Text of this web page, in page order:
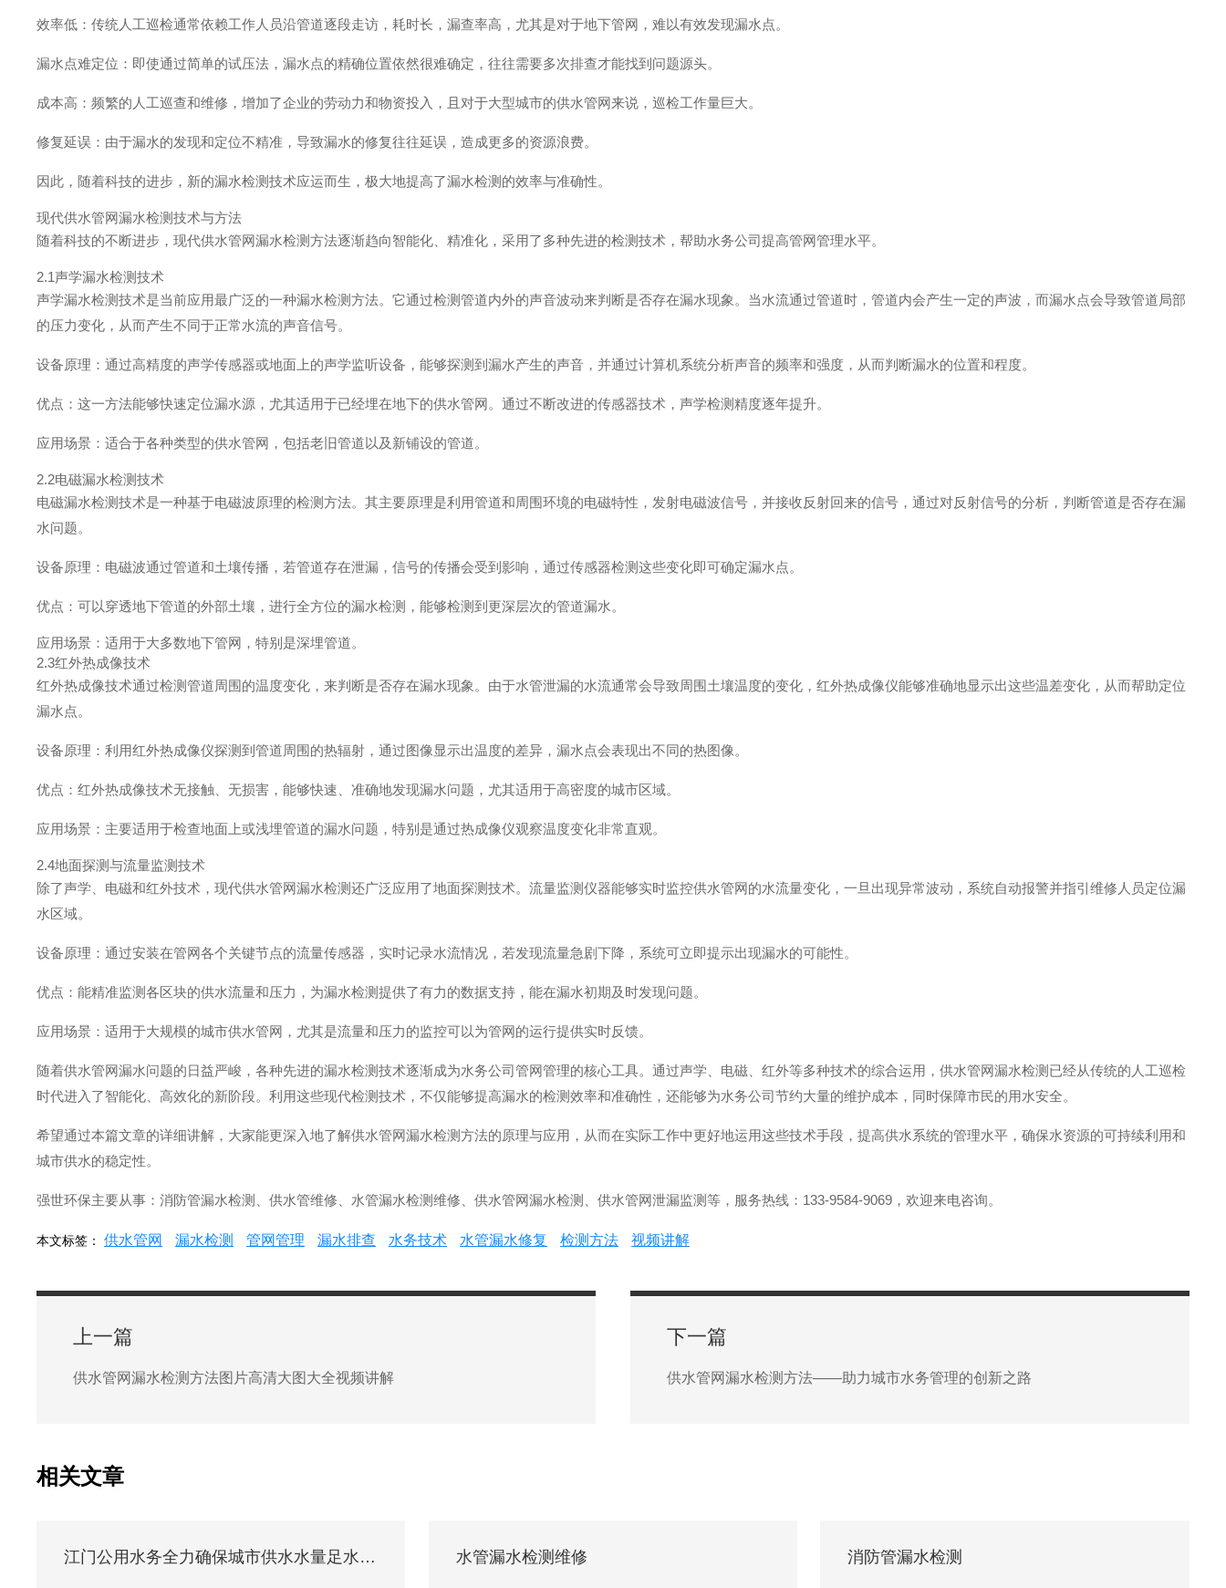
效率低：传统人工巡检通常依赖工作人员沿管道逐段走访，耗时长，漏查率高，尤其是对于地下管网，难以有效发现漏水点。
漏水点难定位：即使通过简单的试压法，漏水点的精确位置依然很难确定，往往需要多次排查才能找到问题源头。
成本高：频繁的人工巡查和维修，增加了企业的劳动力和物资投入，且对于大型城市的供水管网来说，巡检工作量巨大。
修复延误：由于漏水的发现和定位不精准，导致漏水的修复往往延误，造成更多的资源浪费。
因此，随着科技的进步，新的漏水检测技术应运而生，极大地提高了漏水检测的效率与准确性。
现代供水管网漏水检测技术与方法
随着科技的不断进步，现代供水管网漏水检测方法逐渐趋向智能化、精准化，采用了多种先进的检测技术，帮助水务公司提高管网管理水平。
2.1声学漏水检测技术
声学漏水检测技术是当前应用最广泛的一种漏水检测方法。它通过检测管道内外的声音波动来判断是否存在漏水现象。当水流通过管道时，管道内会产生一定的声波，而漏水点会导致管道局部
的压力变化，从而产生不同于正常水流的声音信号。
设备原理：通过高精度的声学传感器或地面上的声学监听设备，能够探测到漏水产生的声音，并通过计算机系统分析声音的频率和强度，从而判断漏水的位置和程度。
优点：这一方法能够快速定位漏水源，尤其适用于已经埋在地下的供水管网。通过不断改进的传感器技术，声学检测精度逐年提升。
应用场景：适合于各种类型的供水管网，包括老旧管道以及新铺设的管道。
2.2电磁漏水检测技术
电磁漏水检测技术是一种基于电磁波原理的检测方法。其主要原理是利用管道和周围环境的电磁特性，发射电磁波信号，并接收反射回来的信号，通过对反射信号的分析，判断管道是否存在漏
水问题。
设备原理：电磁波通过管道和土壤传播，若管道存在泄漏，信号的传播会受到影响，通过传感器检测这些变化即可确定漏水点。
优点：可以穿透地下管道的外部土壤，进行全方位的漏水检测，能够检测到更深层次的管道漏水。
应用场景：适用于大多数地下管网，特别是深埋管道。
2.3红外热成像技术
红外热成像技术通过检测管道周围的温度变化，来判断是否存在漏水现象。由于水管泄漏的水流通常会导致周围土壤温度的变化，红外热成像仪能够准确地显示出这些温差变化，从而帮助定位
漏水点。
设备原理：利用红外热成像仪探测到管道周围的热辐射，通过图像显示出温度的差异，漏水点会表现出不同的热图像。
优点：红外热成像技术无接触、无损害，能够快速、准确地发现漏水问题，尤其适用于高密度的城市区域。
应用场景：主要适用于检查地面上或浅埋管道的漏水问题，特别是通过热成像仪观察温度变化非常直观。
2.4地面探测与流量监测技术
除了声学、电磁和红外技术，现代供水管网漏水检测还广泛应用了地面探测技术。流量监测仪器能够实时监控供水管网的水流量变化，一旦出现异常波动，系统自动报警并指引维修人员定位漏
水区域。
设备原理：通过安装在管网各个关键节点的流量传感器，实时记录水流情况，若发现流量急剧下降，系统可立即提示出现漏水的可能性。
优点：能精准监测各区块的供水流量和压力，为漏水检测提供了有力的数据支持，能在漏水初期及时发现问题。
应用场景：适用于大规模的城市供水管网，尤其是流量和压力的监控可以为管网的运行提供实时反馈。
随着供水管网漏水问题的日益严峻，各种先进的漏水检测技术逐渐成为水务公司管网管理的核心工具。通过声学、电磁、红外等多种技术的综合运用，供水管网漏水检测已经从传统的人工巡检
时代进入了智能化、高效化的新阶段。利用这些现代检测技术，不仅能够提高漏水的检测效率和准确性，还能够为水务公司节约大量的维护成本，同时保障市民的用水安全。
希望通过本篇文章的详细讲解，大家能更深入地了解供水管网漏水检测方法的原理与应用，从而在实际工作中更好地运用这些技术手段，提高供水系统的管理水平，确保水资源的可持续利用和
城市供水的稳定性。
强世环保主要从事：消防管漏水检测、供水管维修、水管漏水检测维修、供水管网漏水检测、供水管网泄漏监测等，服务热线：133-9584-9069，欢迎来电咨询。
本文标签： 供水管网 漏水检测 管网管理 漏水排查 水务技术 水管漏水修复 检测方法 视频讲解
上一篇
供水管网漏水检测方法图片高清大图大全视频讲解
下一篇
供水管网漏水检测方法——助力城市水务管理的创新之路
相关文章
江门公用水务全力确保城市供水水量足水质优水压稳 水管漏水检测维修 消防管漏水检测